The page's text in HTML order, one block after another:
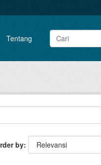
Tentang
by